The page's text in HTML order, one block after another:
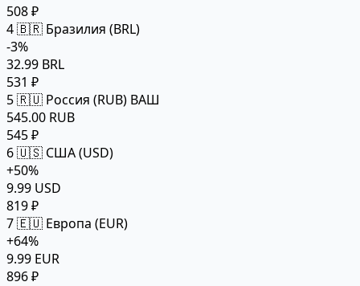
508 ₽
4🇧🇷 Бразилия (BRL)
-3%
32.99 BRL
531 ₽
5🇷🇺 Россия (RUB) ВАШ
545.00 RUB
545 ₽
6🇺🇸 США (USD)
+50%
9.99 USD
819 ₽
7🇪🇺 Европа (EUR)
+64%
9.99 EUR
896 ₽